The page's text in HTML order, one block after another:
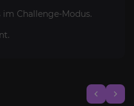
Challenge-Modus.